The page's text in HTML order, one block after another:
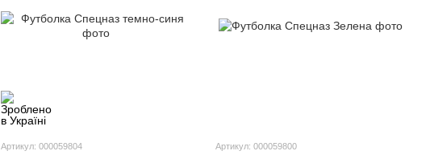
Артикул: 000059804 Артикул: 000059800